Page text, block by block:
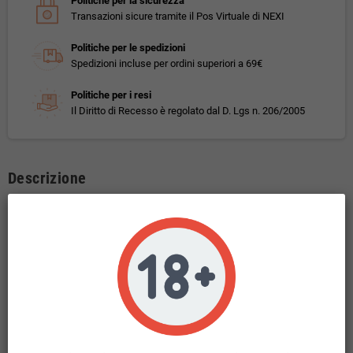
Transazioni sicure tramite il Pos Virtuale di NEXI
Politiche per le spedizioni
Spedizioni incluse per ordini superiori a 69€
Politiche per i resi
Il Diritto di Recesso è regolato dal D. Lgs n. 206/2005
Descrizione
DEA Calliope Aroma CON TASSELLO 10 ml
Gusto: tabacco chiaro e delicato con caramello .
Questo prodotto non contiene nicotina.
10ml di liquido concentrato in flacone da 10ml.